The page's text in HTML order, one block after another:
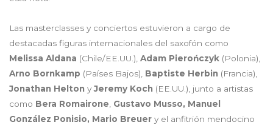
Las masterclasses y conciertos estuvieron a cargo de
destacadas figuras internacionales del saxofón como
Melissa Aldana (Chile/EE.UU.), Adam Pierończyk (Polonia),
Arno Bornkamp (Países Bajos), Baptiste Herbin (Francia),
Jonathan Helton yJeremy Koch (EE.UU.), junto a artistas
como Bera Romairone Gustavo Musso, Manuel
González Ponisio, Mario Breuer y el anfitrión mendocino